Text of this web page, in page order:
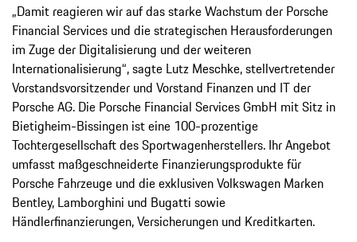
„Damit reagieren wir auf das starke Wachstum der Porsche
Financial Services und die strategischen Herausforderungen
im Zuge der Digitalisierung und der weiteren
Internationalisierung“, sagte Lutz Meschke, stellvertretender
Vorstandsvorsitzender und Vorstand Finanzen und IT der
Porsche AG. Die Porsche Financial Services GmbH mit Sitz in
Bietigheim-Bissingen ist eine 100-prozentige
Tochtergesellschaft des Sportwagenherstellers. Ihr Angebot
umfasst maßgeschneiderte Finanzierungsprodukte für
Porsche Fahrzeuge und die exklusiven Volkswagen Marken
Bentley, Lamborghini und Bugatti sowie
Händlerfinanzierungen, Versicherungen und Kreditkarten.